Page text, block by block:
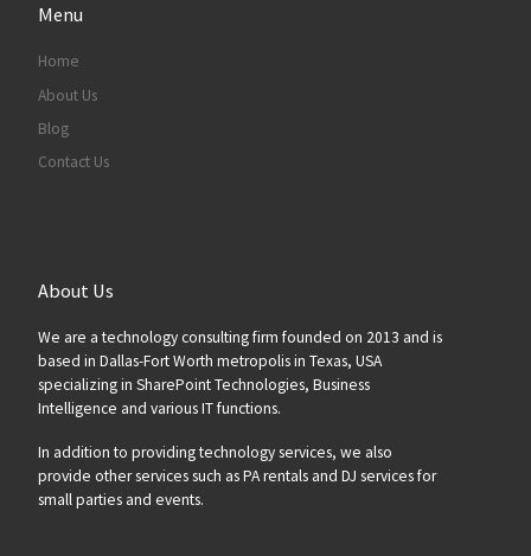
Menu
Home
About Us
Blog
Contact Us
About Us
We are a technology consulting firm founded on 2013 and is
based in Dallas-Fort Worth metropolis in Texas, USA
specializing in SharePoint Technologies, Business
Intelligence and various IT functions.
In addition to providing technology services, we also
provide other services such as PA rentals and DJ services for
small parties and events.